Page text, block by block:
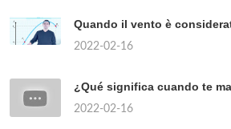
Quando il vento è
2022-02-16
¿Qué significa cuando te
2022-02-16